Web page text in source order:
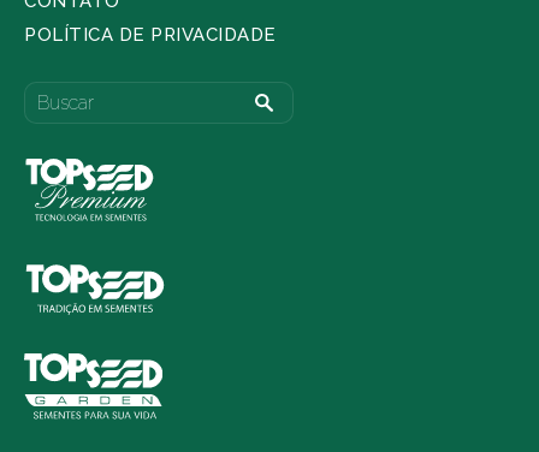
POLÍTICA DE PRIVACIDADE